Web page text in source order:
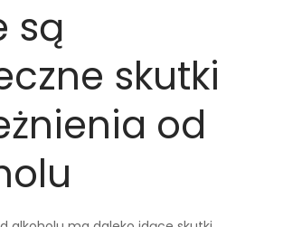
są
skutki
od